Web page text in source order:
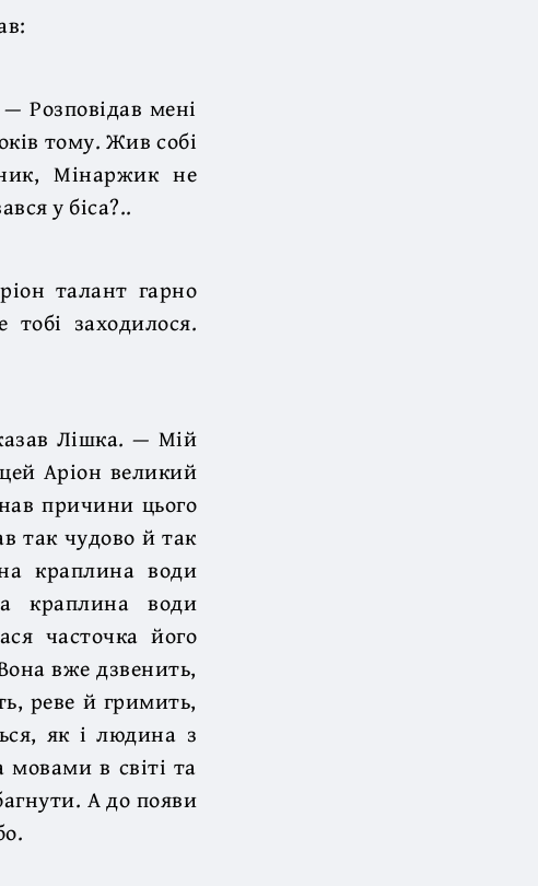
Розповідав мені
тому. Жив собі
Мінаржик не
у біса?..
талант гарно
заходилося.
Лішка. — Мій
Аріон великий
причини цього
так чудово й так
краплина води
краплина води
часточка його
вже дзвенить,
реве й гримить,
як і людина з
в світі та
А до появи